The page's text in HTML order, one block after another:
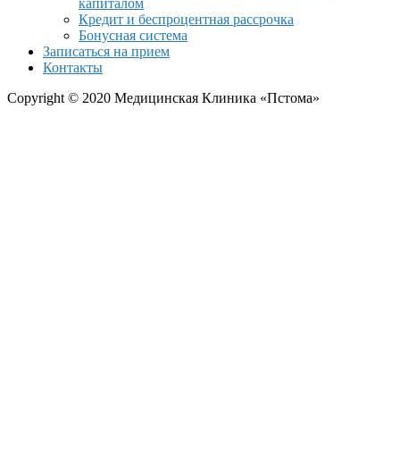
Кредит и беспроцентная рассрочка
Бонусная система
Записаться на прием
Контакты
Copyright © 2020 Медицинская Клиника «Пстома»